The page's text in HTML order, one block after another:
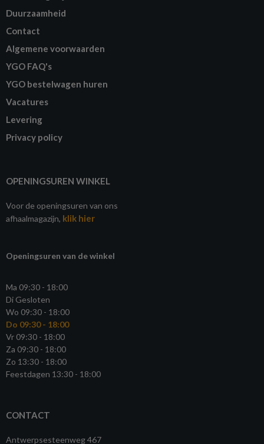
Duurzaamheid
Contact
Algemene voorwaarden
YGO FAQ's
YGO bestelwagen huren
Vacatures
Levering
Privacy policy
OPENINGSUREN WINKEL
Voor de openingsuren van ons
afhaalmagazijn, klik hier
Openingsuren van de winkel
Ma 09:30 - 18:00
Di Gesloten
Wo 09:30 - 18:00
Do 09:30 - 18:00
Vr 09:30 - 18:00
Za 09:30 - 18:00
Zo 13:30 - 18:00
Feestdagen 13:30 - 18:00
CONTACT
Antwerpsesteenweg 467